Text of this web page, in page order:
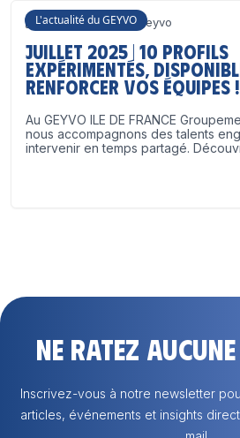
L'actualité du GEYVO
3 juillet 2025 Geyvo
Juillet 2025 | 10 profils
expérimentés,
renforcer vos équipes !
Au GEYVO ILE DE FRANCE
nous accompagnons des talents
intervenir en temps partagé.
Ne ratez
Inscrivez-vous à notre newsletter
articles, événements et insights